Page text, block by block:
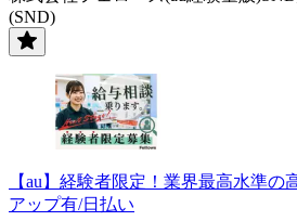
(SND)
【au】経験者限定！業界最高水準の
アップ有/日払い